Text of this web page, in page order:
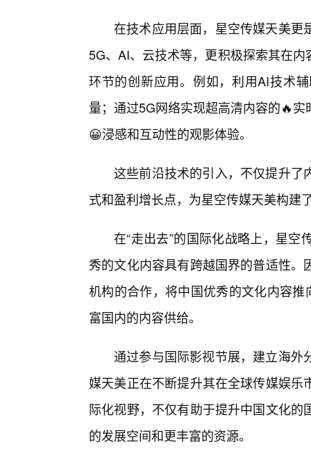
在技术应用层面，星空传媒天美更
5G、AI、云技术等，更积极探索其在
环节的创新应用。例如，利用AI技术
量；通过5G网络实现超高清内容的🔥
😀浸感和互动性的观影体验。
这些前沿技术的引入，不仅提升了
式和盈利增长点，为星空传媒天美构建
在“走出去”的国际化战略上，星
秀的文化内容具有跨越国界的普适性
机构的合作，将中国优秀的文化内容
富国内的内容供给。
通过参与国际影视节展，建立海外
媒天美正在不断提升其在全球传媒娱
际化视野，不仅有助于提升中国文化
的发展空间和更丰富的资源。